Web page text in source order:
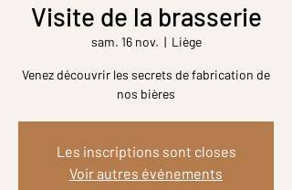
Visite de la brasserie
sam. 16 nov.
  |
Liège
Venez découvrir les secrets de fabrication de
nos bières
Les inscriptions sont closes
Voir autres événements